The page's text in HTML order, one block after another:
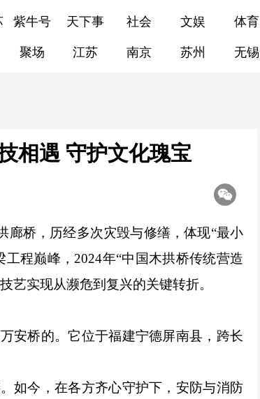
紫牛号 天下事 社会 文娱 体育
聚场 江苏 南京 苏州 无锡
相遇 守护文化瑰宝
桥，历经多次灾毁与修缮，体现“最小
程巅峰，2024年“中国木拱桥传统营造
艺实现从濒危到复兴的关键转折。
桥的。它位于福建宁德屏南县，跨长
今，在各方齐心守护下，安防与消防